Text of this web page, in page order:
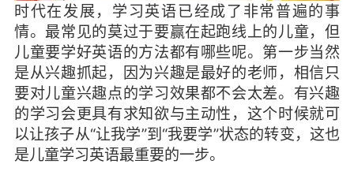
时代在发展，学习英语已经成了非常普遍的事
情。最常见的莫过于要赢在起跑线上的儿童，但
儿童要学好英语的方法都有哪些呢。第一步当然
是从兴趣抓起，因为兴趣是最好的老师，相信只
要对儿童兴趣点的学习效果都不会太差。有兴趣
的学习会更具有求知欲与主动性，这个时候就可
以让孩子从“让我学”到“我要学”状态的转变，这也
是儿童学习英语最重要的一步。